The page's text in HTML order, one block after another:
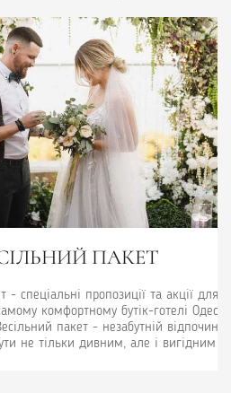
ПАКЕТ
- спеціальні пропозиції та акції для
комфортному бутік-готелі Одеси.
пакет - незабутній відпочинок
не тільки дивним, але і вигідним